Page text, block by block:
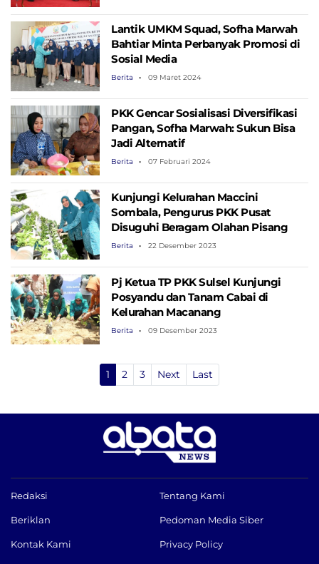
Lantik UMKM Squad, Sofha Marwah
Bahtiar Minta Perbanyak Promosi di
Sosial Media
Berita 09 Maret 2024
PKK Gencar Sosialisasi Diversifikasi
Pangan, Sofha Marwah: Sukun Bisa
Jadi Alternatif
Berita 07 Februari 2024
Kunjungi Kelurahan Maccini
Sombala, Pengurus PKK Pusat
Disuguhi Beragam Olahan Pisang
Berita 22 Desember 2023
Pj Ketua TP PKK Sulsel Kunjungi
Posyandu dan Tanam Cabai di
Kelurahan Macanang
Berita 09 Desember 2023
1 2 3 Next Last
Redaksi Tentang Kami
Beriklan Pedoman Media Siber
Kontak Kami Privacy Policy